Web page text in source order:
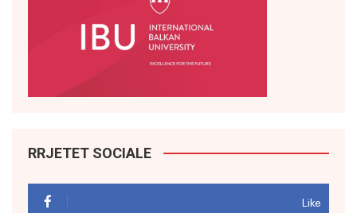
RRJETET SOCIALE
Like